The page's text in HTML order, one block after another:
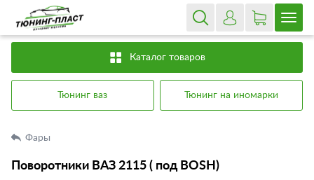
Каталог товаров
Тюнинг ваз Тюнинг на иномарки
Фары
Поворотники ВАЗ 2115 ( под BOSH)